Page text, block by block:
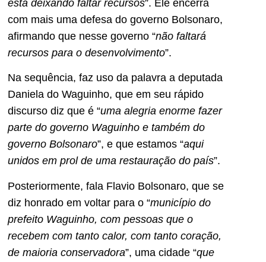
está deixando faltar recursos”. Ele encerra
com mais uma defesa do governo Bolsonaro,
afirmando que nesse governo “não faltará
recursos para o desenvolvimento”.
Na sequência, faz uso da palavra a deputada
Daniela do Waguinho, que em seu rápido
discurso diz que é “uma alegria enorme fazer
parte do governo Waguinho e também do
governo Bolsonaro”, e que estamos “aqui
unidos em prol de uma restauração do país”.
Posteriormente, fala Flavio Bolsonaro, que se
diz honrado em voltar para o “município do
prefeito Waguinho, com pessoas que o
recebem com tanto calor, com tanto coração,
de maioria conservadora”, uma cidade “que